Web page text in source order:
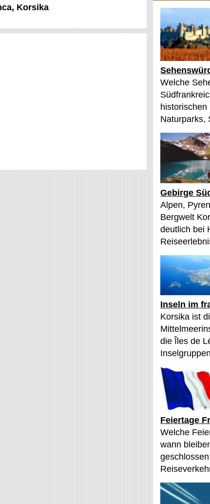
Korsika
Welche
Naturparks,
Gebirge
Alpen,
Bergwelt
deutlich bei
Inseln im
Korsika ist
die Îles de
Feiertage
Welche
wann